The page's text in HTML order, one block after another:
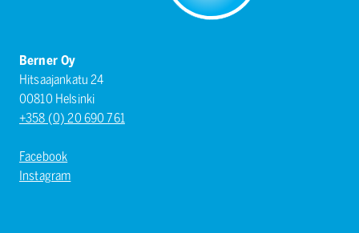
Berner Oy
Hitsaajankatu 24
00810 Helsinki
+358 (0) 20 690 761
Facebook
Instagram